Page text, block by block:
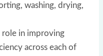
washing, drying,
role in improving
across each of